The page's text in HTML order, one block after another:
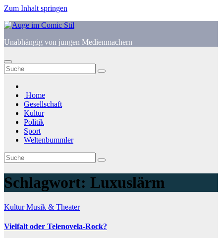
Zum Inhalt springen
Unabhängig von jungen Medienmachern
Home
Gesellschaft
Kultur
Politik
Sport
Weltenbummler
Schlagwort: Luxuslärm
KulturMusik & Theater
Vielfalt oder Telenovela-Rock?